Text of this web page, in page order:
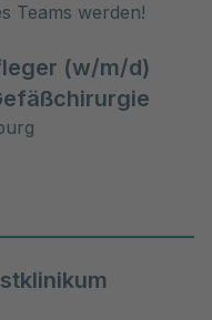
Teams werden!
(w/m/d)